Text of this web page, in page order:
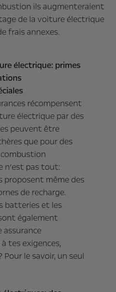
ils augmenteraient
de la voiture électrique
frais annexes.
électrique: primes
récompensent
électrique par des
peuvent être
que pour des
n’est pas tout:
proposent même des
de recharge.
batteries et les
également
assurance
tes exigences,
le savoir, un seul